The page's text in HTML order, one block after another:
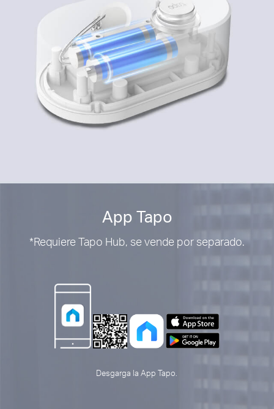
App Tapo
*Requiere Tapo Hub, se vende por separado.
Desgarga la App Tapo.